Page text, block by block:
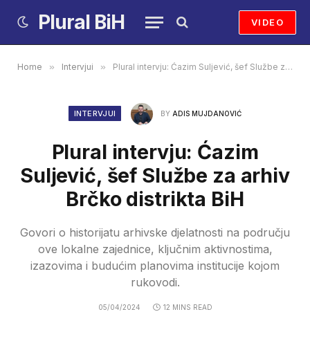
Plural BiH VIDEO
Home » Intervjui » Plural intervju: Ćazim Suljević, šef Službe za arhiv Brčko distrikta BiH
INTERVJUI BY ADIS MUJDANOVIĆ
Plural intervju: Ćazim
Suljević, šef Službe za arhiv
Brčko distrikta BiH
Govori o historijatu arhivske djelatnosti na području
ove lokalne zajednice, ključnim aktivnostima,
izazovima i budućim planovima institucije kojom
rukovodi.
05/04/2024 12 MINS READ